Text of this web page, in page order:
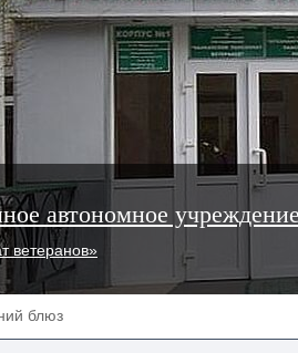
автономное
ветеранов»
блюз